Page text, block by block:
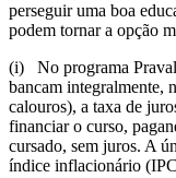
perseguir uma boa
podem tornar a opção
(i) No programa
bancam integralmente,
calouros), a taxa de
financiar o curso,
cursado, sem juros. A
índice inflacionário